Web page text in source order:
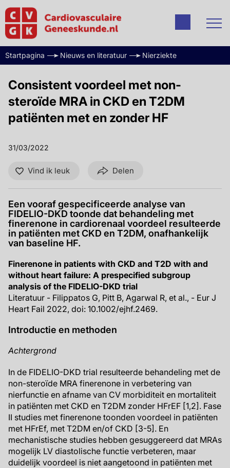
Startpagina Nieuws en literatuur Nierziekte
Consistent voordeel met non-
steroïde MRA in CKD en T2DM
patiënten met en zonder HF
31/03/2022
Vind ik leuk Delen
Een vooraf gespecificeerde analyse van
FIDELIO-DKD toonde dat behandeling met
finerenone in cardiorenaal voordeel resulteerde
in patiënten met CKD en T2DM, onafhankelijk
van baseline HF.
Finerenone in patients with CKD and T2D with and
without heart failure: A prespecified subgroup
analysis of the FIDELIO-DKD trial
Literatuur - Filippatos G, Pitt B, Agarwal R, et al., - Eur J
Heart Fail 2022, doi: 10.1002/ejhf.2469.
Introductie en methoden
Achtergrond
In de FIDELIO-DKD trial resulteerde behandeling met de
non-steroïde MRA finerenone in verbetering van
nierfunctie en afname van CV morbiditeit en mortaliteit
in patiënten met CKD en T2DM zonder HFrEF [1,2]. Fase
II studies met finerenone toonden voordeel in patiënten
met HFrEf, met T2DM en/of CKD [3-5]. En
mechanistische studies hebben gesuggereerd dat MRAs
mogelijk LV diastolische functie verbeteren, maar
duidelijk voordeel is niet aangetoond in patiënten met